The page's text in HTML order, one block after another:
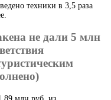
техники в 3,5 раза
не дали 5 млн